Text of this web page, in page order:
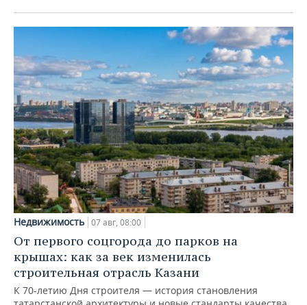
Недвижимость 07 авг, 08:00
От первого соцгорода до парков на
крышах: как за век изменилась
строительная отрасль Казани
К 70-летию Дня строителя — история становления